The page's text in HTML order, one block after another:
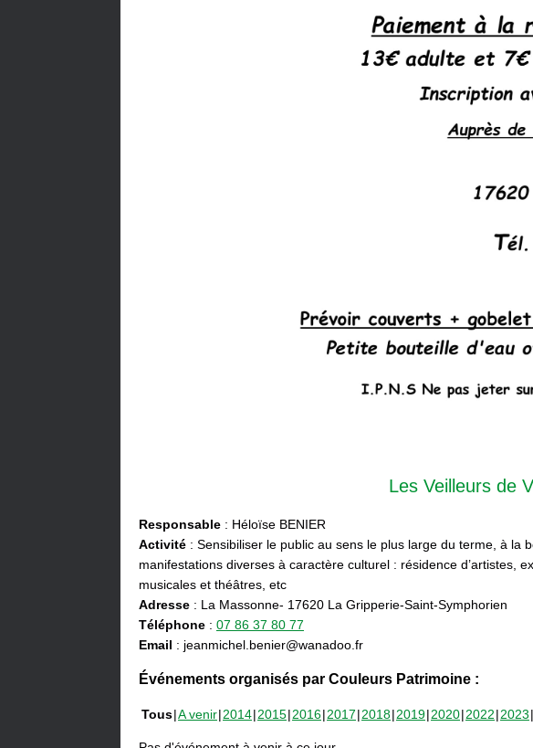
Les Veilleurs de
Responsable : Héloïse BENIER
Activité : Sensibiliser le public au sens le plus large du terme, à la
manifestations diverses à caractère culturel : résidence d’artistes,
musicales et théâtres, etc
Adresse : La Massonne- 17620 La Gripperie-Saint-Symphorien
Téléphone : 07 86 37 80 77
Email : jeanmichel.benier@wanadoo.fr
Événements organisés par Couleurs Patrimoine :
Tous A venir 2014 2015 2016 2017 2018 2019 2020 2022 2023